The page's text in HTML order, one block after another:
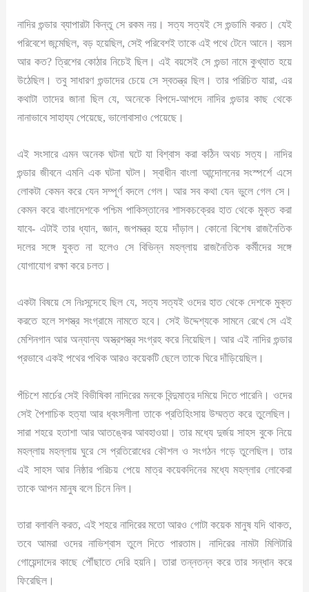
নাদির গুন্ডার ব্যাপারটা কিন্তু সে রকম নয়। সত্য সত্যই সে গুন্ডামি করত। যেই
পরিবেশে জন্মেছিল, বড় হয়েছিল, সেই পরিবেশই তাকে এই পথে টেনে আনে। বয়স
আর কত? ত্রিশের কোঠার নিচেই ছিল। এই বয়সেই সে গুন্ডা নামে কুখ্যাত হয়ে
উঠেছিল। তবু সাধারণ গুন্ডাদের চেয়ে সে স্বতন্ত্র ছিল। তার পরিচিত যারা, এর
কথাটা তাদের জানা ছিল যে, অনেকে বিপদে-আপদে নাদির গুন্ডার কাছ থেকে
নানাভাবে সাহায্য পেয়েছে, ভালোবাসাও পেয়েছে।
এই সংসারে এমন অনেক ঘটনা ঘটে যা বিশ্বাস করা কঠিন অথচ সত্য। নাদির
গুন্ডার জীবনে এমনি এক ঘটনা ঘটল। স্বাধীন বাংলা আন্দোলনের সংস্পর্শে এসে
লোকটা কেমন করে যেন সম্পূর্ণ বদলে গেল। আর সব কথা যেন ভুলে গেল সে।
কেমন করে বাংলাদেশকে পশ্চিম পাকিস্তানের শাসকচক্রের হাত থেকে মুক্ত করা
যাবে- এটাই তার ধ্যান, জ্ঞান, জপমন্ত্র হয়ে দাঁড়াল। কোনো বিশেষ রাজনৈতিক
দলের সঙ্গে যুক্ত না হলেও সে বিভিন্ন মহল্লায় রাজনৈতিক কর্মীদের সঙ্গে
যোগাযোগ রক্ষা করে চলত।
একটা বিষয়ে সে নিঃসন্দেহে ছিল যে, সত্য সত্যই ওদের হাত থেকে দেশকে মুক্ত
করতে হলে সশস্ত্র সংগ্রামে নামতে হবে। সেই উদ্দেশ্যকে সামনে রেখে সে এই
মেশিনগান আর অন্যান্য অস্ত্রশস্ত্র সংগ্রহ করে নিয়েছিল। আর এই নাদির গুন্ডার
প্রভাবে একই পথের পথিক আরও কয়েকটি ছেলে তাকে ঘিরে দাঁড়িয়েছিল।
পঁচিশে মার্চের সেই বিভীষিকা নাদিরের মনকে বিন্দুমাত্র দমিয়ে দিতে পারেনি। ওদের
সেই পৈশাচিক হত্যা আর ধ্বংসলীলা তাকে প্রতিহিংসায় উম্মত্ত করে তুলেছিল।
সারা শহরে হতাশা আর আতঙ্কের আবহাওয়া। তার মধ্যে দুর্জয় সাহস বুকে নিয়ে
মহল্লায় মহল্লায় ঘুরে সে প্রতিরোধের কৌশল ও সংগঠন গড়ে তুলেছিল। তার
এই সাহস আর নিষ্ঠার পরিচয় পেয়ে মাত্র কয়েকদিনের মধ্যে মহল্লার লোকেরা
তাকে আপন মানুষ বলে চিনে নিল।
তারা বলাবলি করত, এই শহরে নাদিরের মতো আরও গোটা কয়েক মানুষ যদি থাকত,
তবে আমরা ওদের নাভিশ্বাস তুলে দিতে পারতাম। নাদিরের নামটা মিলিটারি
গোয়েন্দাদের কাছে পৌঁছাতে দেরি হয়নি। তারা তন্নতন্ন করে তার সন্ধান করে
ফিরেছিল।